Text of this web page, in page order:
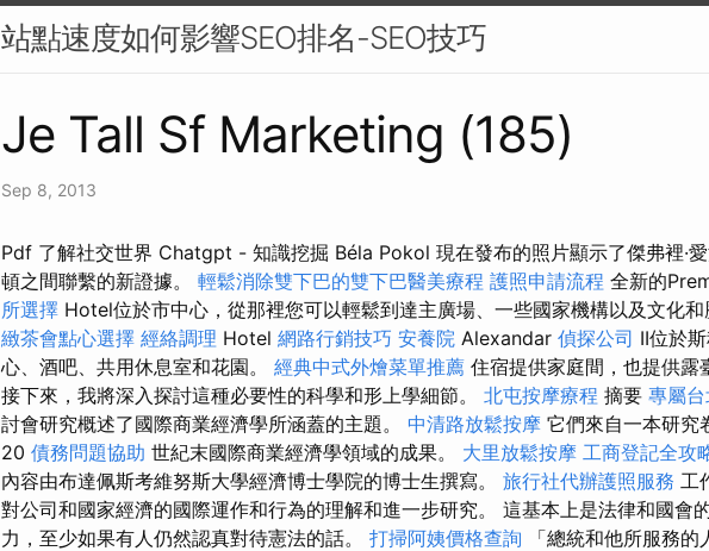
站點速度如何影響SEO排名-SEO技巧
Je Tall Sf Marketing (185)
Sep 8, 2013
Pdf 了解社交世界 Chatgpt - 知識挖掘 Béla Pokol 現在發布的照片​​顯示了傑弗裡·愛
頓之間聯繫的新證據。 輕鬆消除雙下巴的雙下巴醫美療程 護照申請流程 全新的
所選擇 Hotel位於市中心，從那裡您可以輕鬆到達主廣場、一些國家機構以及文化
緻茶會點心選擇 經絡調理 Hotel 網路行銷技巧 安養院 Alexandar 偵探公司 II位於
心、酒吧、共用休息室和花園。 經典中式外燴菜單推薦 住宿提供家庭間，也提供露
接下來，我將深入探討這種必要性的科學和形上學細節。 北屯按摩療程 摘要 專屬
討會研究概述了國際商業經濟學所涵蓋的主題。 中清路放鬆按摩 它們來自一本研
20 債務問題協助 世紀末國際商業經濟學領域的成果。 大里放鬆按摩 工商登記全攻
內容由布達佩斯考維努斯大學經濟博士學院的博士生撰寫。 旅行社代辦護照服務 工
對公司和國家經濟的國際運作和行為的理解和進一步研究。 這基本上是法律和國會
力，至少如果有人仍然認真對待憲法的話。 打掃阿姨價格查詢 「總統和他所服務